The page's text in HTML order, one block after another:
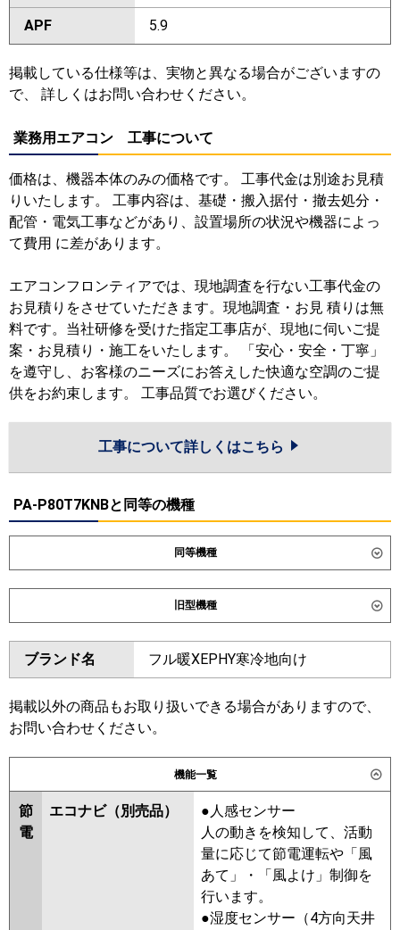
APF 5.9
掲載している仕様等は、実物と異なる場合がございますの
で、 詳しくはお問い合わせください。
業務用エアコン 工事について
価格は、機器本体のみの価格です。 工事代金は別途お見積
りいたします。 工事内容は、基礎・搬入据付・撤去処分・
配管・電気工事などがあり、設置場所の状況や機器によっ
て費用 に差があります。
エアコンフロンティアでは、現地調査を行ない工事代金の
お見積りをさせていただきます。現地調査・お見 積りは無
料です。当社研修を受けた指定工事店が、現地に伺いご提
案・お見積り・施工をいたします。 「安心・安全・丁寧」
を遵守し、お客様のニーズにお答えした快適な空調のご提
供をお約束します。 工事品質でお選びください。
工事について詳しくはこちら
PA-P80T7KNBと同等の機種
同等機種
ダイキン SZRH80CT SZRH80CNT
SZRHU80CT
東芝 GPHA08011MUB GPSA08013MUB
GCEA08011XU GCEA08011MUB
GCSA08013XU
PCZ-HRMP80K6
HRMP80KL6 PCZ-ERMP80KL6
PCZ-ERMP80K6
RPC-GP80RHN5 RPC-
GP80RSH11
FDEV806H6S
旧型機種
ダイキン SZRT80BYT SZRH80BYT
SZRH80BYNT SZRHU80BYT
SZRT80BJT SZRH80BJT
SZRH80BJNT SZRJH80BJT
SZRU80BJT
SDRT80B
SDRH80BN SDRU80B SDRU80BN
SZRT80BFT SZRH80BFT
SZRH80BFNT SZRU80BFT
SZRU80BFNT SZRHU80BFT
SZRT80BCT
SZRHU80BCT
SZRH80BCT SZRH80BCNT
SZRU80BCT SZRU80BCNT
ブランド名 フル暖XEPHY寒冷地向け
掲載以外の商品もお取り扱いできる場合がありますので、
お問い合わせください。
機能一覧
節
電
エコナビ（別売品）
●人感センサー
人の動きを検知して、活動
量に応じて節電運転や「風
あて」・「風よけ」制御を
行います。
●湿度センサー（4方向天井